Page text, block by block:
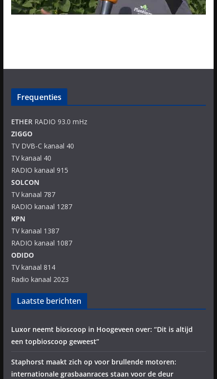
Frequenties
ETHERRADIO 93.0 mHz
ZIGGO
TV DVB-C kanaal 40
TV kanaal 40
RADIO kanaal 915
SOLCON
TV kanaal 787
RADIO kanaal 1287
KPN
TV kanaal 1387
RADIO kanaal 1087
ODIDO
TV kanaal 814
Radio kanaal 2023
Laatste berichten
Luxor neemt bioscoop in Hoogeveen over: “Dit is altijd
een topbioscoop geweest”
Staphorst maakt zich op voor brullende motoren:
internationale grasbaanraces staan voor de deur